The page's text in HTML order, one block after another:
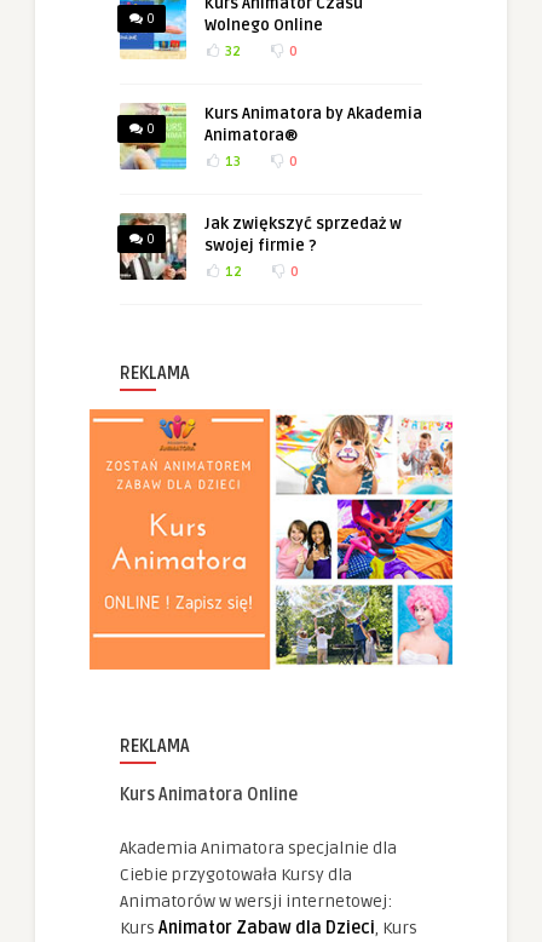
0
Kurs Animator Czasu
Wolnego Online
32 0
0
Kurs Animatora by Akademia
Animatora®
13 0
0
Jak zwiększyć sprzedaż w
swojej firmie ?
12 0
REKLAMA
REKLAMA
Kurs Animatora Online
Akademia Animatora specjalnie dla
Ciebie przygotowała Kursy dla
Animatorów w wersji internetowej:
Kurs Animator Zabaw dla Dzieci, Kurs